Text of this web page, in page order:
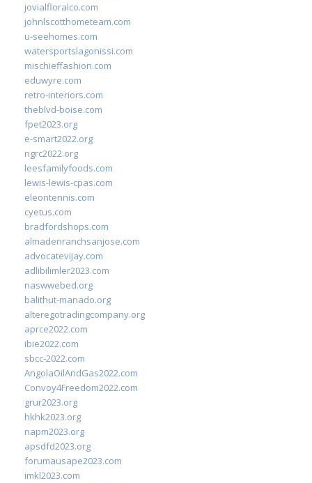
jovialfloralco.com
johnlscotthometeam.com
u-seehomes.com
watersportslagonissi.com
mischieffashion.com
eduwyre.com
retro-interiors.com
theblvd-boise.com
fpet2023.org
e-smart2022.org
ngrc2022.org
leesfamilyfoods.com
lewis-lewis-cpas.com
eleontennis.com
cyetus.com
bradfordshops.com
almadenranchsanjose.com
advocatevijay.com
adlibilimler2023.com
naswwebed.org
balithut-manado.org
alteregotradingcompany.org
aprce2022.com
ibie2022.com
sbcc-2022.com
AngolaOilAndGas2022.com
Convoy4Freedom2022.com
grur2023.org
hkhk2023.org
napm2023.org
apsdfd2023.org
forumausape2023.com
imkl2023.com